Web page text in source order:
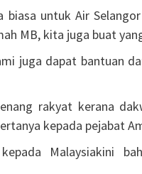
biasa untuk Air
MB, kita juga buat
juga dapat bantuan
rakyat kerana
kepada pejabat
Malaysiakini